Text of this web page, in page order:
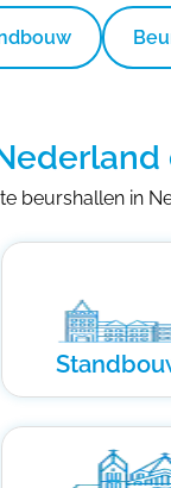
beurshallen in